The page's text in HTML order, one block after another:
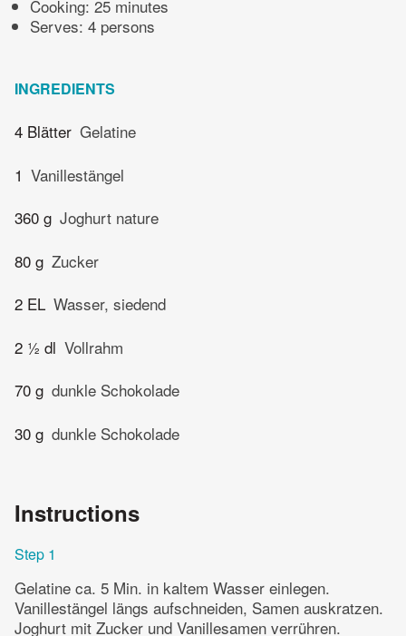
Cooking: 25 minutes
Serves: 4 persons
INGREDIENTS
4 Blätter Gelatine
1 Vanillestängel
360 g Joghurt nature
80 g Zucker
2 EL Wasser, siedend
2 ½ dl Vollrahm
70 g dunkle Schokolade
30 g dunkle Schokolade
Instructions
Step 1
Gelatine ca. 5 Min. in kaltem Wasser einlegen.
Vanillestängel längs aufschneiden, Samen auskratzen.
Joghurt mit Zucker und Vanillesamen verrühren.